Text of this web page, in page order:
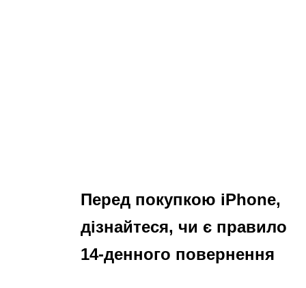
Перед покупкою iPhone,
дізнайтеся, чи є правило
14-денного повернення